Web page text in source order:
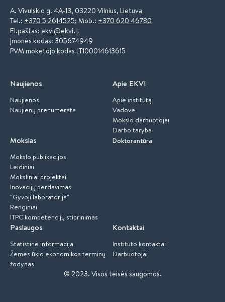
A. Vivulskio g. 4A-13, 03220 Vilnius, Lietuva
Tel.: +370 5 2614525; Mob.: +370 620 46780
El.paštas: ekvi@ekvi.lt
Įmonės kodas: 305674949
PVM mokėtojo kodas LT100014613615
Naujienos
Naujienos
Naujienų prenumerata
Apie EKVI
Apie institutą
Vadovė
Mokslo darbuotojai
Darbo taryba
Mokslas
Mokslo publikacijos
Leidiniai
Moksliniai projektai
Inovacijų perdavimas
"Gyvoji laboratorija"
Renginiai
ITPC kompetencijų stiprinimas
Doktorantūra
Paslaugos
Statistinė informacija
Žemės ūkio ekonomikos terminų
žodynas
Kontaktai
Instituto kontaktai
Darbuotojai
© 2023. Visos teisės saugomos.